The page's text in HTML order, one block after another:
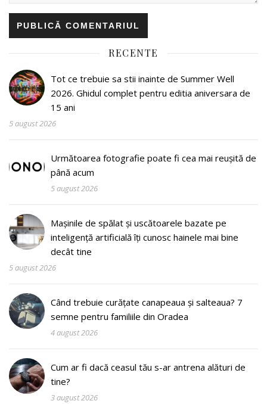
RECENTE
Tot ce trebuie sa stii inainte de Summer Well
2026. Ghidul complet pentru editia aniversara de
15 ani
5 august 2026
Următoarea fotografie poate fi cea mai reușită de
până acum
5 august 2026
Mașinile de spălat și uscătoarele bazate pe
inteligență artificială îți cunosc hainele mai bine
decât tine
5 august 2026
Când trebuie curățate canapeaua și salteaua? 7
semne pentru familiile din Oradea
4 august 2026
Cum ar fi dacă ceasul tău s-ar antrena alături de
tine?
3 august 2026